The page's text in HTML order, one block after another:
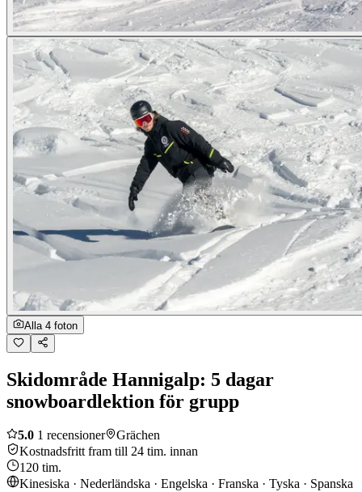
Alla 4 foton
Skidområde Hannigalp: 5 dagar
snowboardlektion för grupp
5.0 1 recensioner
Grächen
Kostnadsfritt fram till 24 tim. innan
120 tim.
Kinesiska · Nederländska · Engelska · Franska · Tyska · Spanska